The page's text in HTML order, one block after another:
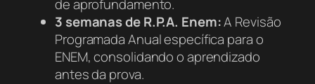
de aprofundamento.
3 semanas de R.P.A. Enem:A Revisão
Programada Anual específica para o
ENEM, consolidando o aprendizado
antes da prova.